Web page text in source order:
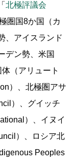
北極評議会
圏国8か国（カ
、アイスランド
デン勢、米国
（アリュート
）、北極圏アサ
）、グイッチ
）、イヌイ
）、ロシア北
Peoples